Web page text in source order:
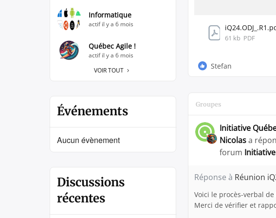
61 kb PDF
Stefan
Groupes
Initiative
Nicolasa
forum
Réponse à Réunion
Voici le procès-verbal
Merci de vérifier et
Informatique
actif il y a 6 mois
Québec Agile !
actif il y a 6 mois
VOIR TOUT
Événements
Aucun évènement
Discussions
récentes